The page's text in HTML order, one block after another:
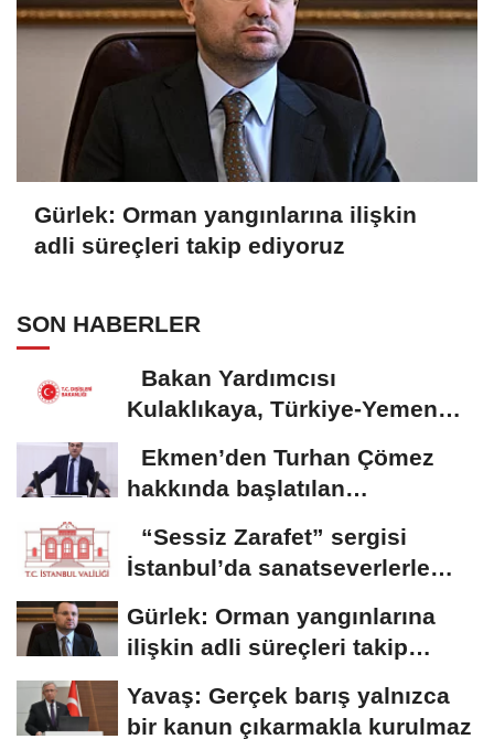
Gürlek: Orman yangınlarına ilişkin
adli süreçleri takip ediyoruz
SON HABERLER
Bakan Yardımcısı
Kulaklıkaya, Türkiye-Yemen
Ekmen’den Turhan Çömez
hakkında başlatılan
“Sessiz Zarafet” sergisi
İstanbul’da sanatseverlerle
Gürlek: Orman yangınlarına
ilişkin adli süreçleri takip
Yavaş: Gerçek barış yalnızca
bir kanun çıkarmakla kurulmaz